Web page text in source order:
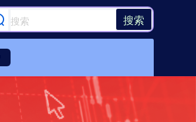
搜索